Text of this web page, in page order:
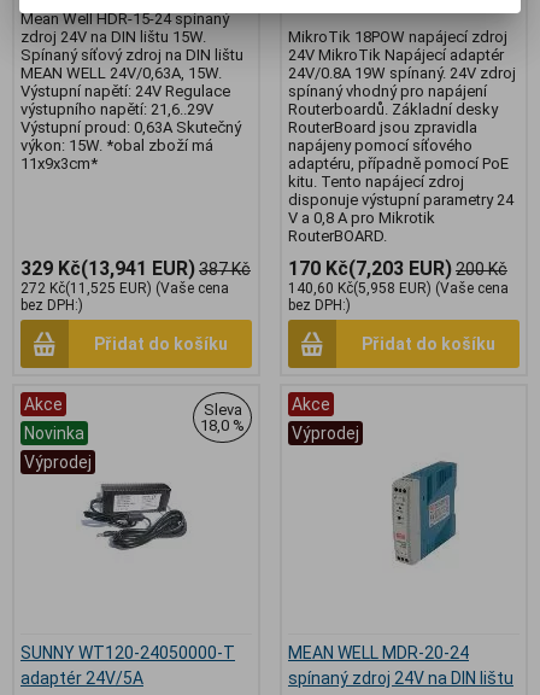
Mean Well HDR-15-24 spínaný
zdroj 24V na DIN lištu 15W.
Spínaný síťový zdroj na DIN lištu
MEAN WELL 24V/0,63A, 15W.
Výstupní napětí: 24V Regulace
výstupního napětí: 21,6..29V
Výstupní proud: 0,63A Skutečný
výkon: 15W. *obal zboží má
11x9x3cm*
329 Kč(13,941 EUR)387 Kč
272 Kč(11,525 EUR) (Vaše cena
bez DPH:)
Přidat do košíku
MikroTik 18POW napájecí zdroj
24V MikroTik Napájecí adaptér
24V/0.8A 19W spínaný. 24V zdroj
spínaný vhodný pro napájení
Routerboardů. Základní desky
RouterBoard jsou zpravidla
napájeny pomocí síťového
adaptéru, případně pomocí PoE
kitu. Tento napájecí zdroj
disponuje výstupní parametry 24
V a 0,8 A pro Mikrotik
RouterBOARD.
170 Kč(7,203 EUR)200 Kč
140,60 Kč(5,958 EUR) (Vaše cena
bez DPH:)
Přidat do košíku
Akce
Novinka
Výprodej
Sleva
18,0 %
SUNNY WT120-24050000-T
adaptér 24V/5A
Akce
Výprodej
MEAN WELL MDR-20-24
spínaný zdroj 24V na DIN lištu